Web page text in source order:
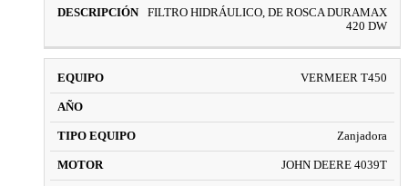
FILTRO HIDRÁULICO, DE ROSCA DURAMAX
420 DW
VERMEER T450
Zanjadora
JOHN DEERE 4039T